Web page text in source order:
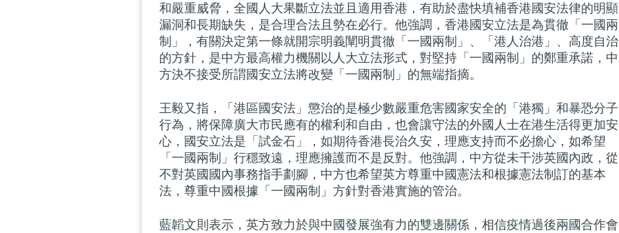
和嚴重威脅，全國人大果斷立法並且適用香港，有助於盡快填補香港國安法律的明顯
漏洞和長期缺失，是合理合法且勢在必行。他強調，香港國安立法是為貫徹「一國兩
制」，有關決定第一條就開宗明義闡明貫徹「一國兩制」、「港人治港」、高度自治
的方針，是中方最高權力機關以人大立法形式，對堅持「一國兩制」的鄭重承諾，中
方決不接受所謂國安立法將改變「一國兩制」的無端指摘。
王毅又指，「港區國安法」懲治的是極少數嚴重危害國家安全的「港獨」和暴恐分子
行為，將保障廣大市民應有的權利和自由，也會讓守法的外國人士在港生活得更加安
心，國安立法是「試金石」，如期待香港長治久安，理應支持而不必擔心，如希望
「一國兩制」行穩致遠，理應擁護而不是反對。他強調，中方從未干涉英國內政，從
不對英國國內事務指手劃腳，中方也希望英方尊重中國憲法和根據憲法制訂的基本
法，尊重中國根據「一國兩制」方針對香港實施的管治。
藍韜文則表示，英方致力於與中國發展強有力的雙邊關係，相信疫情過後兩國合作會